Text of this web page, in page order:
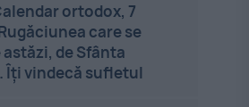
ortodox, 7
care se
de Sfânta
Îți vindecă sufletul